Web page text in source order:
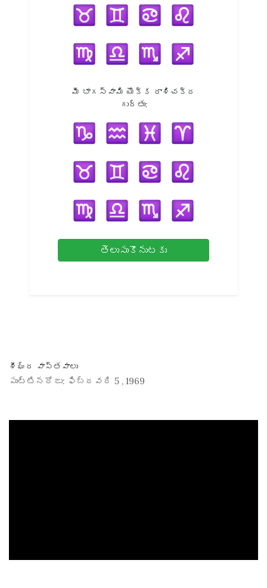
మీ భాగస్వామి యొక్క రాశిచక్ర
గుర్తు:
తెలుసుకొనుటకు
శీఘ్ర వాస్తవాలు
పుట్టినరోజు: ఫిబ్రవరి 5 , 1969